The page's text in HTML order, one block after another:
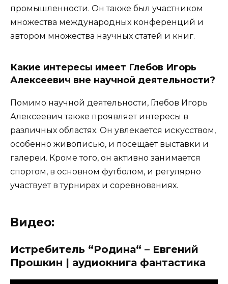
промышленности. Он также был участником
множества международных конференций и
автором множества научных статей и книг.
Какие интересы имеет Глебов Игорь
Алексеевич вне научной деятельности?
Помимо научной деятельности, Глебов Игорь
Алексеевич также проявляет интересы в
различных областях. Он увлекается искусством,
особенно живописью, и посещает выставки и
галереи. Кроме того, он активно занимается
спортом, в основном футболом, и регулярно
участвует в турнирах и соревнованиях.
Видео:
Истребитель “Родина“ – Евгений
Прошкин | аудиокнига фантастика